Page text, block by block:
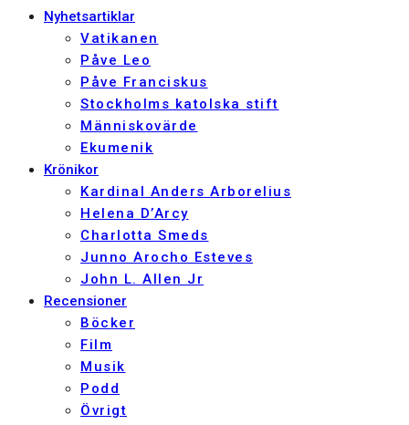
Nyhetsartiklar
Vatikanen
Påve Leo
Påve Franciskus
Stockholms katolska stift
Människovärde
Ekumenik
Krönikor
Kardinal Anders Arborelius
Helena D’Arcy
Charlotta Smeds
Junno Arocho Esteves
John L. Allen Jr
Recensioner
Böcker
Film
Musik
Podd
Övrigt